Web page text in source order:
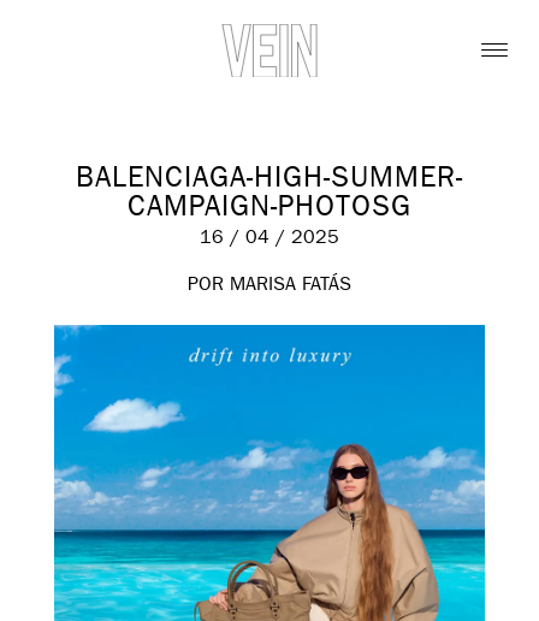
BALENCIAGA-HIGH-SUMMER-
CAMPAIGN-PHOTOSG
16 / 04 / 2025
POR MARISA FATÁS